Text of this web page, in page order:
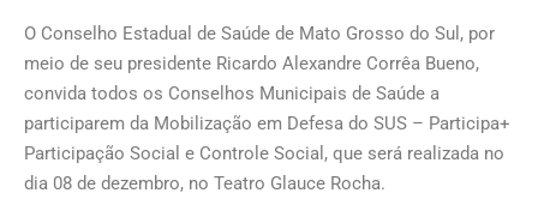
O Conselho Estadual de Saúde de Mato Grosso do Sul, por
meio de seu presidente Ricardo Alexandre Corrêa Bueno,
convida todos os Conselhos Municipais de Saúde a
participarem da Mobilização em Defesa do SUS – Participa+
Participação Social e Controle Social, que será realizada no
dia 08 de dezembro, no Teatro Glauce Rocha.